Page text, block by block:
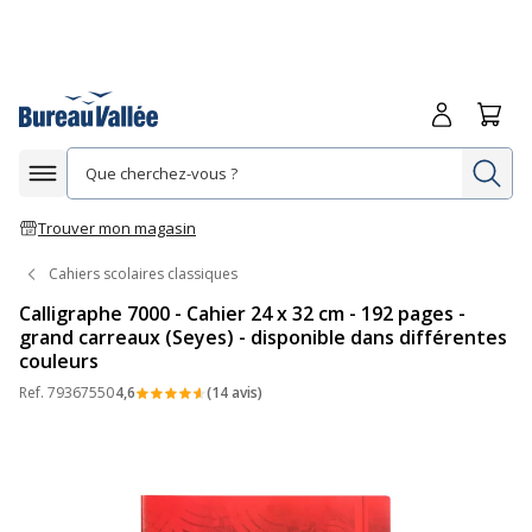
Afficher la navigation
Trouver mon magasin
Me
Cahiers scolaires classiques
Calligraphe 7000 - Cahier 24 x 32 cm - 192 pages -
grand carreaux (Seyes) - disponible dans différentes
couleurs
Ref. 793675504,6 (14 avis)